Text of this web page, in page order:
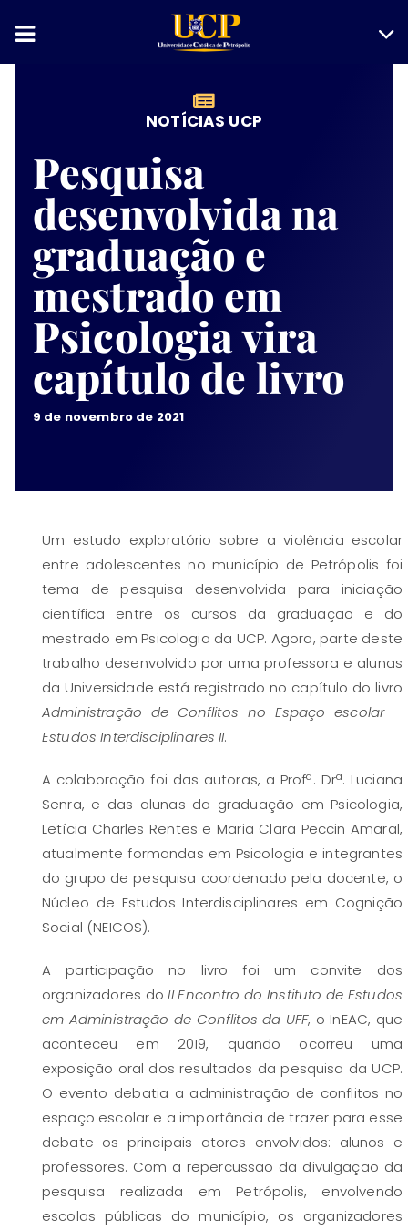
NOTÍCIAS UCP
Pesquisa
desenvolvida na
graduação e
mestrado em
Psicologia vira
capítulo de livro
9 de novembro de 2021
Um estudo exploratório sobre a violência escolar
entre adolescentes no município de Petrópolis foi
tema de pesquisa desenvolvida para iniciação
científica entre os cursos da graduação e do
mestrado em Psicologia da UCP. Agora, parte deste
trabalho desenvolvido por uma professora e alunas
da Universidade está registrado no capítulo do livro
Administração de Conflitos no Espaço escolar –
Estudos Interdisciplinares II.
A colaboração foi das autoras, a Profª. Drª. Luciana
Senra, e das alunas da graduação em Psicologia,
Letícia Charles Rentes e Maria Clara Peccin Amaral,
atualmente formandas em Psicologia e integrantes
do grupo de pesquisa coordenado pela docente, o
Núcleo de Estudos Interdisciplinares em Cognição
Social (NEICOS).
A participação no livro foi um convite dos
organizadores doII Encontro do Instituto de Estudos
em Administração de Conflitos da UFF, o InEAC, que
aconteceu em 2019, quando ocorreu uma
exposição oral dos resultados da pesquisa da UCP.
O evento debatia a administração de conflitos no
espaço escolar e a importância de trazer para esse
debate os principais atores envolvidos: alunos e
professores. Com a repercussão da divulgação da
pesquisa realizada em Petrópolis, envolvendo
escolas públicas do município, os organizadores